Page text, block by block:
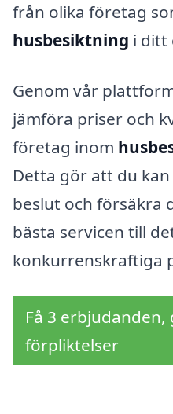
från olika företag
husbesiktning i ditt
Genom vår
jämföra priser och
företag inom
Detta gör att du
beslut och försäkra
bästa servicen till
konkurrenskraftiga
Få 3
förpliktelser